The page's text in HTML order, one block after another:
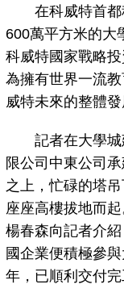
在科威特首都
600萬平方米的大
科威特國家戰略
為擁有世界一流
威特未來的整體發
記者在大學城
限公司中東公司
之上，忙碌的塔
座座高樓拔地而
楊春森向記者介
國企業便積極參
年，已順利交付完